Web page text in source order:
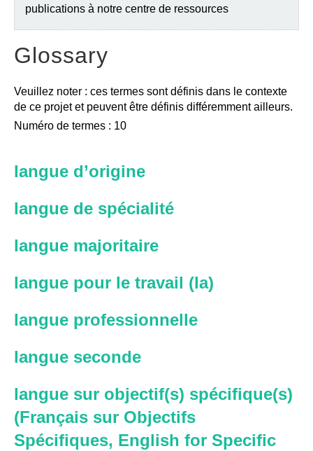
publications à notre centre de ressources
Glossary
Veuillez noter : ces termes sont définis dans le contexte
de ce projet et peuvent être définis différemment ailleurs.
Numéro de termes : 10
langue d’origine
langue de spécialité
langue majoritaire
langue pour le travail (la)
langue professionnelle
langue seconde
langue sur objectif(s) spécifique(s)
(Français sur Objectifs
Spécifiques, English for Specific